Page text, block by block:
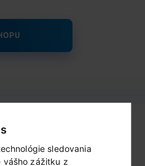
sledovania
vášho zážitku z